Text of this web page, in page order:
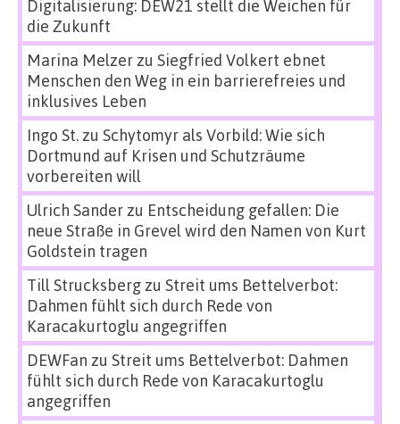
Digitalisierung: DEW21 stellt die Weichen für
die Zukunft
Marina Melzerzu Siegfried Volkert ebnet
Menschen den Weg in ein barrierefreies und
inklusives Leben
Ingo St.zu Schytomyr als Vorbild: Wie sich
Dortmund auf Krisen und Schutzräume
vorbereiten will
Ulrich Sanderzu Entscheidung gefallen: Die
neue Straße in Grevel wird den Namen von Kurt
Goldstein tragen
Till Strucksbergzu Streit ums Bettelverbot:
Dahmen fühlt sich durch Rede von
Karacakurtoglu angegriffen
DEWFan zu Streit ums Bettelverbot: Dahmen
fühlt sich durch Rede von Karacakurtoglu
angegriffen